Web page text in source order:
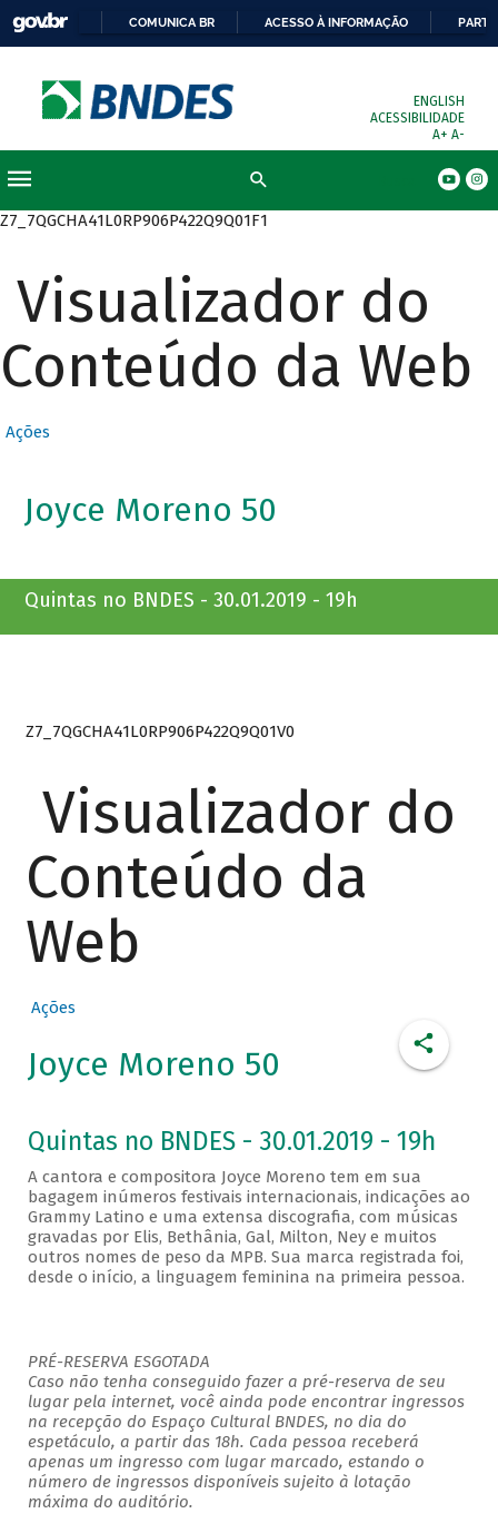
COMUNICA BR ACESSO À INFORMAÇÃO
ENGLISH
ACESSIBILIDADE
A+ A-
Z7_7QGCHA41L0RP906P422Q9Q01F1
Visualizador do
Conteúdo da Web
Ações
Joyce Moreno 50
Quintas no BNDES - 30.01.2019 - 19h
Z7_7QGCHA41L0RP906P422Q9Q01V0
Visualizador do
Conteúdo da
Web
Ações
Joyce Moreno 50
Quintas no BNDES - 30.01.2019 - 19h
A cantora e compositora Joyce Moreno tem em sua
bagagem inúmeros festivais internacionais, indicações ao
Grammy Latino e uma extensa discografia, com músicas
gravadas por Elis, Bethânia, Gal, Milton, Ney e muitos
outros nomes de peso da MPB. Sua marca registrada foi,
desde o início, a linguagem feminina na primeira pessoa.
PRÉ-RESERVA ESGOTADA
Caso não tenha conseguido fazer a pré-reserva de seu
lugar pela internet, você ainda pode encontrar ingressos
na recepção do Espaço Cultural BNDES, no dia do
espetáculo, a partir das 18h. Cada pessoa receberá
apenas um ingresso com lugar marcado, estando o
número de ingressos disponíveis sujeito à lotação
máxima do auditório.